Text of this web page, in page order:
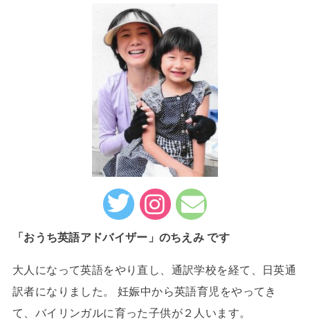
「おうち英語アドバイザー」のちえみ です
大人になって英語をやり直し、通訳学校を経て、日英通
訳者になりました。 妊娠中から英語育児をやってき
て、バイリンガルに育った子供が２人います。